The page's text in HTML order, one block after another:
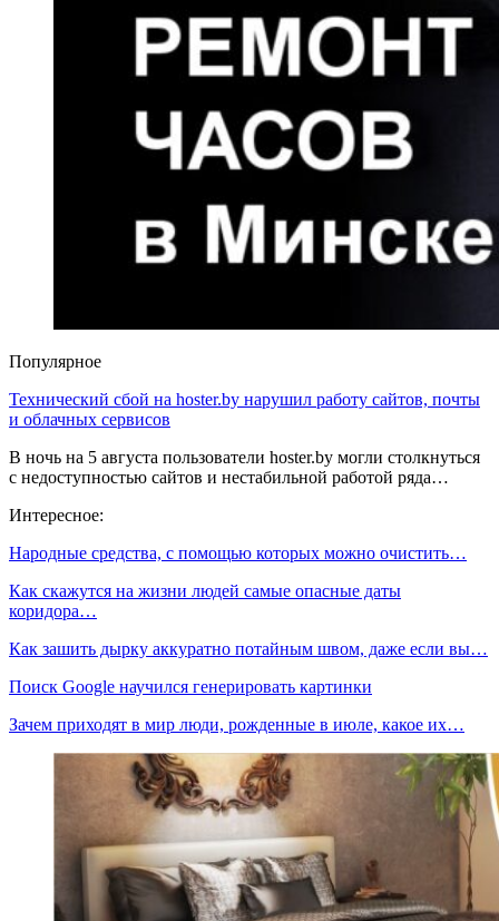
Популярное
Технический сбой на hoster.by нарушил работу сайтов, почты
и облачных сервисов
В ночь на 5 августа пользователи hoster.by могли столкнуться
с недоступностью сайтов и нестабильной работой ряда…
Интересное:
Народные средства, с помощью которых можно очистить…
Как скажутся на жизни людей самые опасные даты
коридора…
Как зашить дырку аккуратно потайным швом, даже если вы…
Поиск Google научился генерировать картинки
Зачем приходят в мир люди, рожденные в июле, какое их…